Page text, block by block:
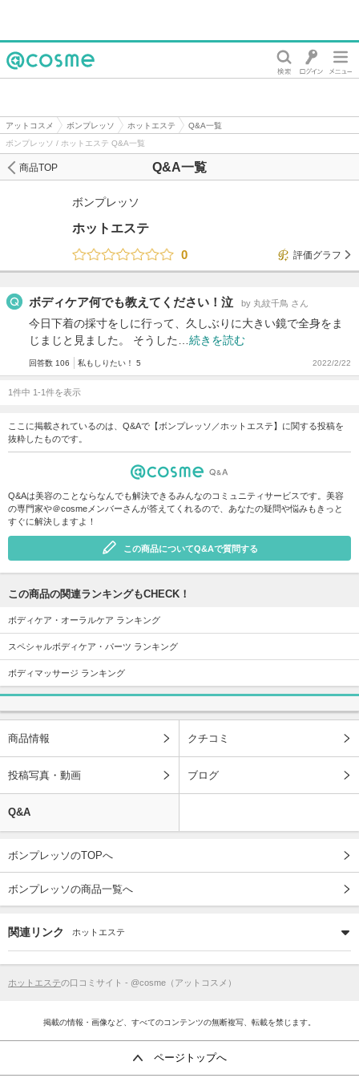
アットコスメ ボンプレッソ ホットエステ
Q&A一覧
ボンプレッソ / ホットエステ Q&A一覧
Q&A一覧
商品TOP
ボンプレッソ
ホットエステ
0
評価グラフ
ボディケア何でも教えてください！泣 by 丸紋千鳥 さん
今日下着の採寸をしに行って、久しぶりに大きい鏡で全身をま
じまじと見ました。 そうした… 続きを読む
回答数 106 私もしりたい！ 5 2022/2/22
1件中 1-1件を表示
ここに掲載されているのは、Q&Aで【ボンプレッソ／ホットエステ】に関する投稿を
抜粋したものです。
Q&Aは美容のことならなんでも解決できるみんなのコミュニティサービスです。美容
の専門家や＠cosmeメンバーさんが答えてくれるので、あなたの疑問や悩みもきっと
すぐに解決しますよ！
この商品についてQ&Aで質問する
この商品の関連ランキングもCHECK！
ボディケア・オーラルケア ランキング
スペシャルボディケア・パーツ ランキング
ボディマッサージ ランキング
商品情報 クチコミ
投稿写真・動画 ブログ
Q&A
ボンプレッソのTOPへ
ボンプレッソの商品一覧へ
関連リンク ホットエステ
ホットエステの口コミサイト - @cosme（アットコスメ）
掲載の情報・画像など、すべてのコンテンツの無断複写、転載を禁じます。
ページトップへ